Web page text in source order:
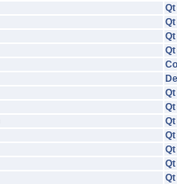
Qt
Qt
Qt
Qt
Qt
Qt
Qt
Qt
Qt
Qt
Qt